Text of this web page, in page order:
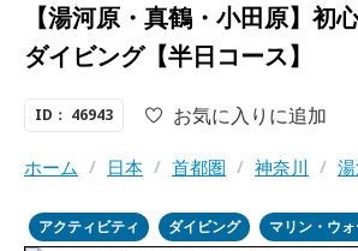
【湯河原・真鶴・小田原】初
ダイビング【半日コース】
ID： 46943 お気に入りに追加
ホーム / 日本 / 首都圏 / 神奈川 /
アクティビティ ダイビング マリン・ウ